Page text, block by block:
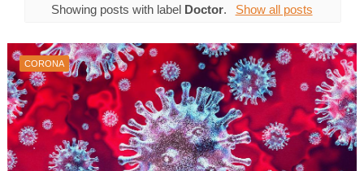
Showing posts with label Doctor. Show all posts
CORONA